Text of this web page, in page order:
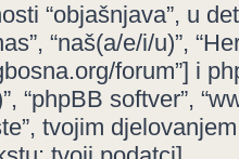
“objašnjava”, u
“naš(a/e/i/u)”,
forum”] i
“phpBB softver”,
tvojim